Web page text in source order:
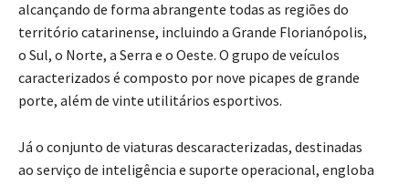
alcançando de forma abrangente todas as regiões do
território catarinense, incluindo a Grande Florianópolis,
o Sul, o Norte, a Serra e o Oeste. O grupo de veículos
caracterizados é composto por nove picapes de grande
porte, além de vinte utilitários esportivos.
Já o conjunto de viaturas descaracterizadas, destinadas
ao serviço de inteligência e suporte operacional, engloba